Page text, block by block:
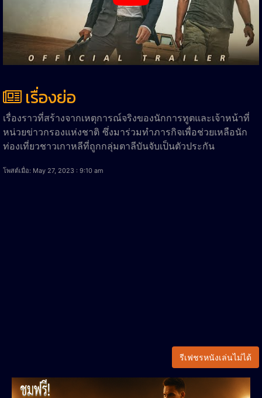
เรื่องย่อ
เรื่องราวที่สร้างจากเหตุการณ์จริงของนักการทูตและเจ้าหน้าที่
หน่วยข่าวกรองแห่งชาติ ซึ่งมาร่วมทำภารกิจเพื่อช่วยเหลือนัก
ท่องเที่ยวชาวเกาหลีที่ถูกกลุ่มตาลีบันจับเป็นตัวประกัน
โพสต์เมื่อ: May 27, 2023 : 9:10 am
รีเฟชรหนังเล่นไม่ได้